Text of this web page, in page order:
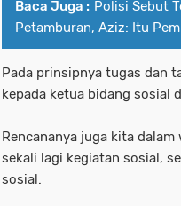
Baca Juga : Polisi Sebut
Petamburan, Aziz: Itu
Pada prinsipnya tugas dan
kepada ketua bidang sosial
Rencananya juga kita
sekali lagi kegiatan sosial,
sosial.